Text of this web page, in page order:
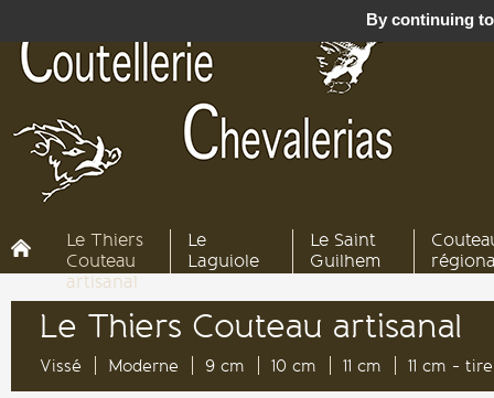
Le Thiers
Couteau
artisanal
Le
Laguiole
Le Saint
Guilhem
Le Thiers Couteau artisanal
Vissé Moderne 9 cm 10 cm 11 cm 11 cm -
By continuing